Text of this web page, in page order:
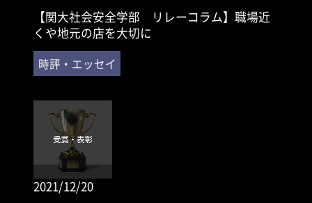
【関大社会安全学部 リレーコラム】職場近
くや地元の店を大切に
2021/12/20